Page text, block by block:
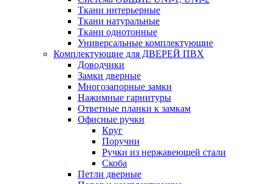
Ткани интерьерные
Ткани натуральные
Ткани однотонные
Универсальные комплектующие
Комплектующие для ДВЕРЕЙ ПВХ
Доводчики
Замки дверные
Многозапорные замки
Нажимные гарнитуры
Ответные планки к замкам
Офисные ручки
Круг
Поручни
Ручки из нержавеющей стали
Скоба
Петли дверные